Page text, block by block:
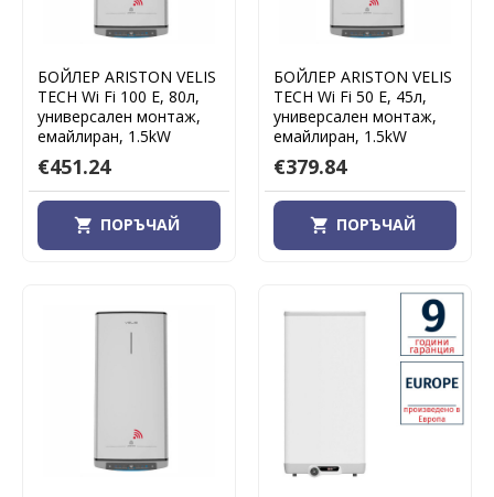
БОЙЛЕР ARISTON VELIS
TECH Wi Fi 100 E, 80л,
универсален монтаж,
емайлиран, 1.5kW
€451.24
ПОРЪЧАЙ
БОЙЛЕР ARISTON VELIS
TECH Wi Fi 50 E, 45л,
универсален монтаж,
емайлиран, 1.5kW
€379.84
ПОРЪЧАЙ